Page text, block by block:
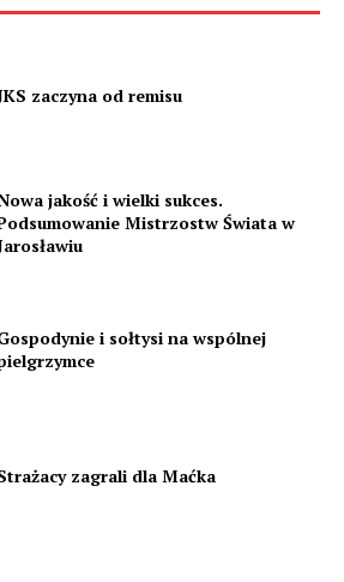
zaczyna od remisu
jakość i wielki sukces.
Mistrzostw Świata w
i sołtysi na wspólnej
zagrali dla Maćka